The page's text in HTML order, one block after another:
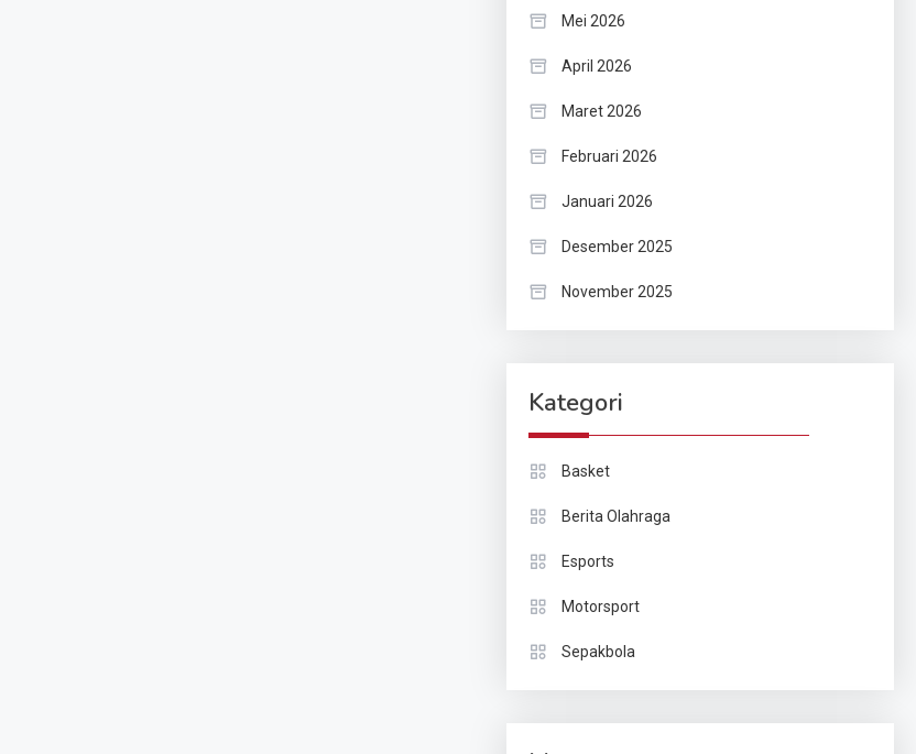
Mei 2026
April 2026
Maret 2026
Februari 2026
Januari 2026
Desember 2025
November 2025
Kategori
Basket
Berita Olahraga
Esports
Motorsport
Sepakbola